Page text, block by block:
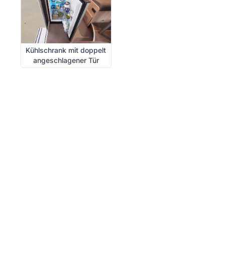
Kühlschrank mit doppelt
angeschlagener Tür